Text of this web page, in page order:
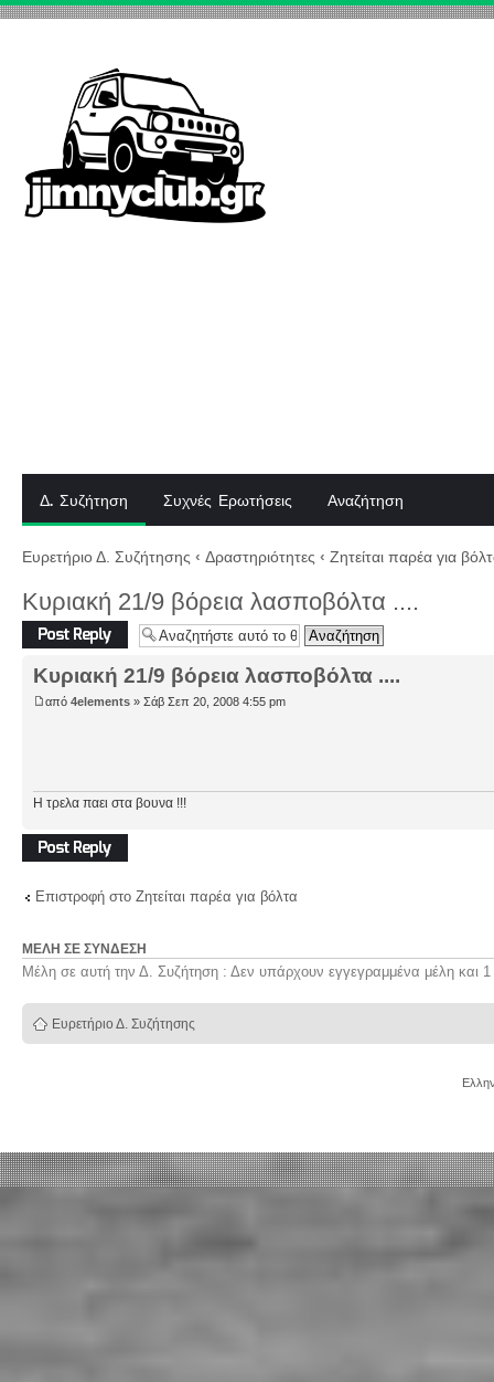
Δ. Συζήτηση Συχνές Ερωτήσεις Αναζήτηση
Ευρετήριο Δ. Συζήτησης ‹ Δραστηριότητες ‹ Ζητείται παρέα για
Kυριακή 21/9 βόρεια λασποβόλτα ....
Δημιουργία
απάντησης
Kυριακή 21/9 βόρεια λασποβόλτα ....
από 4elements » Σάβ Σεπ 20, 2008 4:55 pm
Η τρελα παει στα βουνα !!!
Δημιουργία
απάντησης
Επιστροφή στο Ζητείται παρέα για βόλτα
ΜΈΛΗ ΣΕ ΣΎΝΔΕΣΗ
Μέλη σε αυτή την Δ. Συζήτηση : Δεν υπάρχουν εγγεγραμμένα μέλη και 1
Ευρετήριο Δ. Συζήτησης